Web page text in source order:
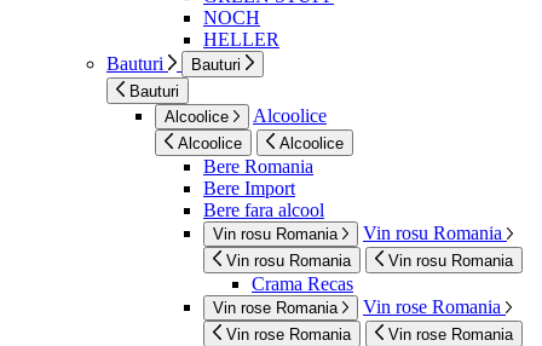
NOCH
HELLER
Bauturi
Bauturi
Bauturi
Alcoolice
Alcoolice
Alcoolice Alcoolice
Bere Romania
Bere Import
Bere fara alcool
Vin rosu Romania Vin rosu Romania
Vin rosu Romania Vin rosu Romania
Crama Recas
Vin rose Romania Vin rose Romania
Vin rose Romania Vin rose Romania